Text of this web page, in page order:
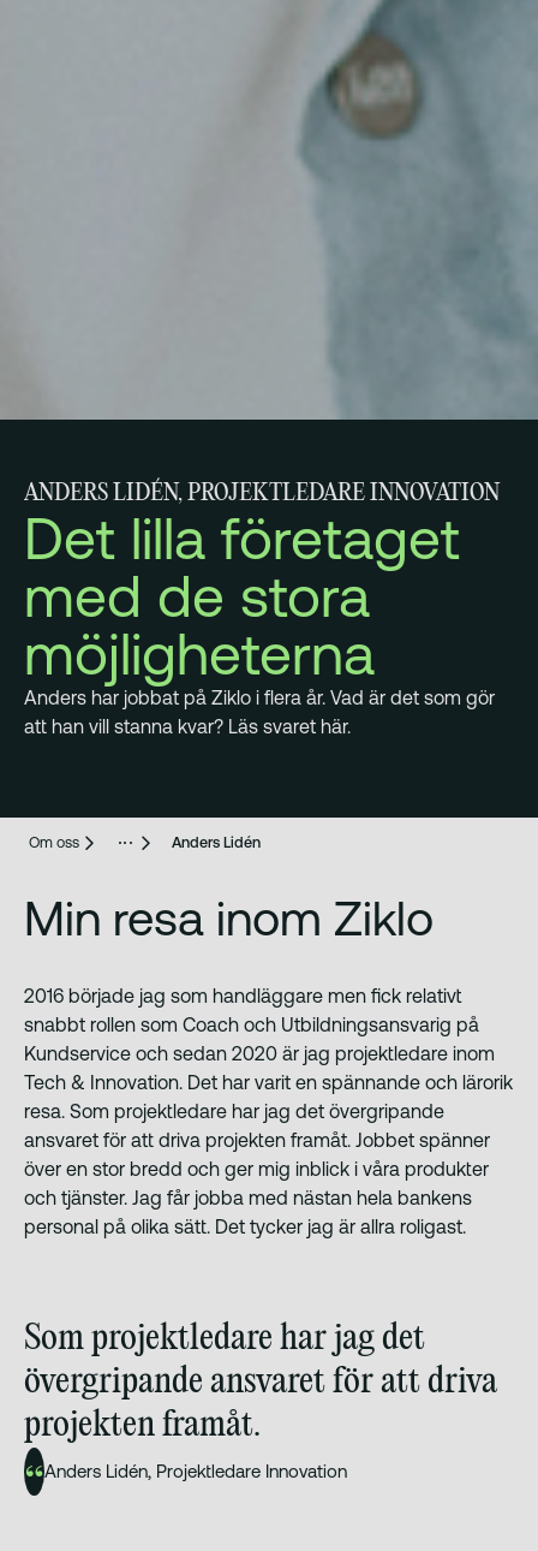
ANDERS LIDÉN, PROJEKTLEDARE INNOVATION
Det lilla företaget
med de stora
möjligheterna
Anders har jobbat på Ziklo i flera år. Vad är det som gör
att han vill stanna kvar? Läs svaret här.
Om oss Anders Lidén
Min resa inom Ziklo
2016 började jag som handläggare men fick relativt
snabbt rollen som Coach och Utbildningsansvarig på
Kundservice och sedan 2020 är jag projektledare inom
Tech & Innovation. Det har varit en spännande och lärorik
resa. Som projektledare har jag det övergripande
ansvaret för att driva projekten framåt. Jobbet spänner
över en stor bredd och ger mig inblick i våra produkter
och tjänster. Jag får jobba med nästan hela bankens
personal på olika sätt. Det tycker jag är allra roligast.
Som projektledare har jag det
övergripande ansvaret för att driva
projekten framåt.
Anders Lidén, Projektledare Innovation